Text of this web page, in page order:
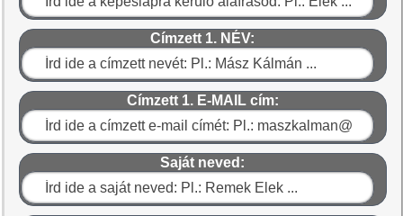
Címzett 1. NÉV:
Címzett 1. E-MAIL cím:
Saját neved: